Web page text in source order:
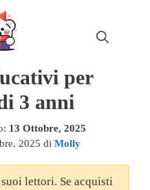
per
3 anni
13 Ottobre, 2025
2025 di Molly
lettori. Se acquisti